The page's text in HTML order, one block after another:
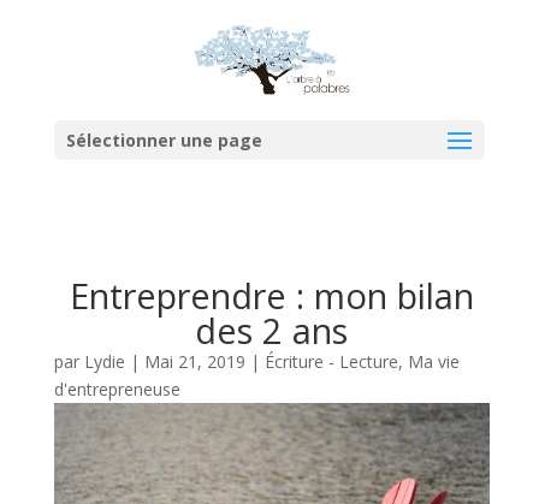
Sélectionner une page
Entreprendre : mon bilan
des 2 ans
par Lydie | Mai 21, 2019 | Écriture - Lecture, Ma vie
d'entrepreneuse